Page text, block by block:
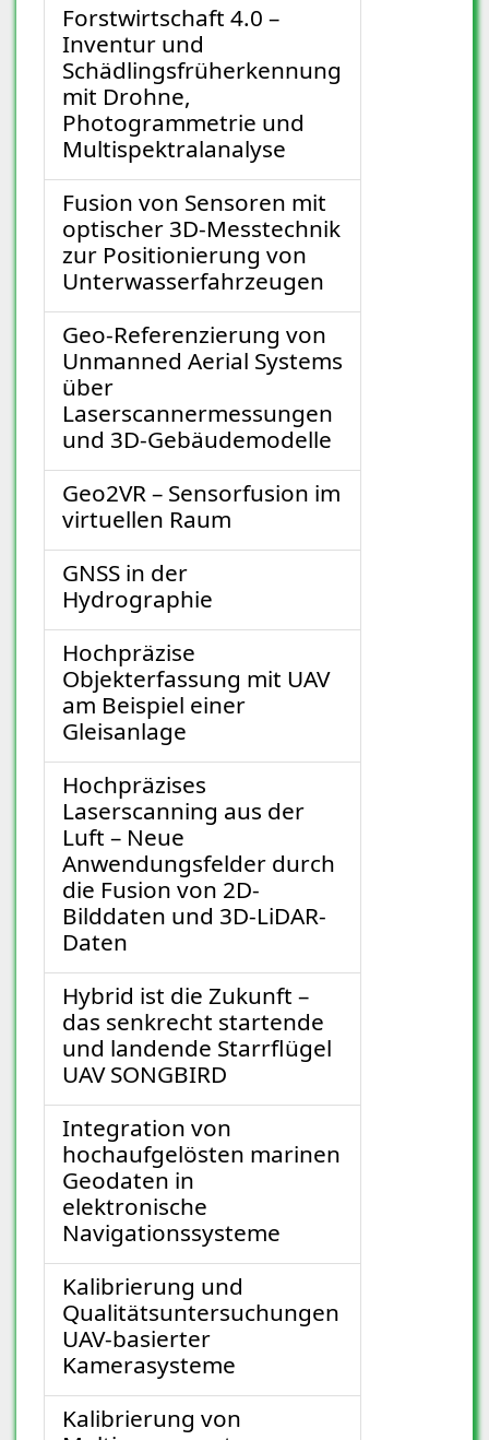
Forstwirtschaft 4.0 –
Inventur und
Schädlingsfrüherkennung
mit Drohne,
Photogrammetrie und
Multispektralanalyse
Fusion von Sensoren mit
optischer 3D-Messtechnik
zur Positionierung von
Unterwasserfahrzeugen
Geo-Referenzierung von
Unmanned Aerial Systems
über
Laserscannermessungen
und 3D-Gebäudemodelle
Geo2VR – Sensorfusion im
virtuellen Raum
GNSS in der
Hydrographie
Hochpräzise
Objekterfassung mit UAV
am Beispiel einer
Gleisanlage
Hochpräzises
Laserscanning aus der
Luft – Neue
Anwendungsfelder durch
die Fusion von 2D-
Bilddaten und 3D-LiDAR-
Daten
Hybrid ist die Zukunft –
das senkrecht startende
und landende Starrflügel
UAV SONGBIRD
Integration von
hochaufgelösten marinen
Geodaten in
elektronische
Navigationssysteme
Kalibrierung und
Qualitätsuntersuchungen
UAV-basierter
Kamerasysteme
Kalibrierung von